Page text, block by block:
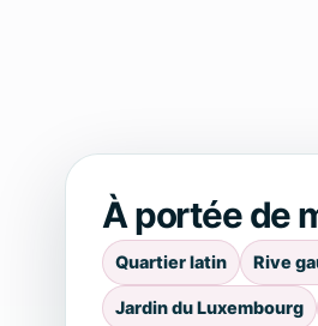
À portée de
Quartier latin Rive
Jardin du Luxembourg